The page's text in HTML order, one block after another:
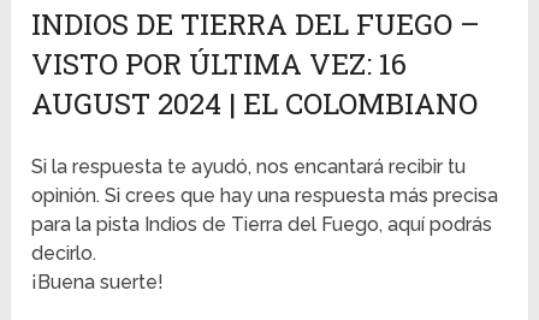
INDIOS DE TIERRA DEL FUEGO –
VISTO POR ÚLTIMA VEZ: 16
AUGUST 2024 | EL COLOMBIANO
Si la respuesta te ayudó, nos encantará recibir tu
opinión. Si crees que hay una respuesta más precisa
para la pista Indios de Tierra del Fuego, aquí podrás
decirlo.
¡Buena suerte!